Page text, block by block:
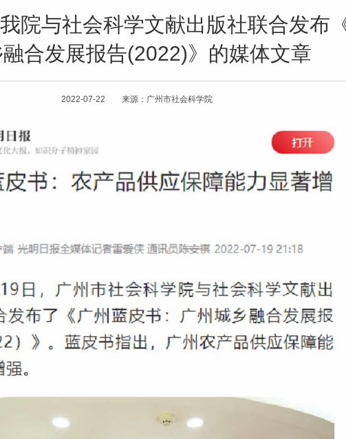
院与社会科学文献出版社联合发布
合发展报告(2022)》的媒体文章
2022-07-22 来源：广州市社会科学院